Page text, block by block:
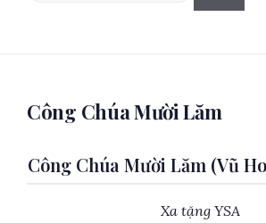
Công Chúa Mười Lăm
Công Chúa Mười Lăm (Vũ
Xa tặng YSA